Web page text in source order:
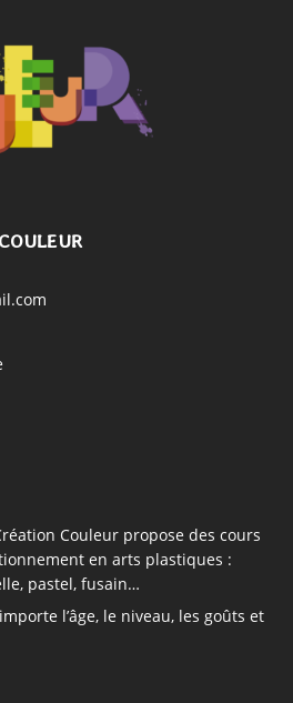
Couleur propose des cours
en arts plastiques :
pastel, fusain…
l’âge, le niveau, les goûts et